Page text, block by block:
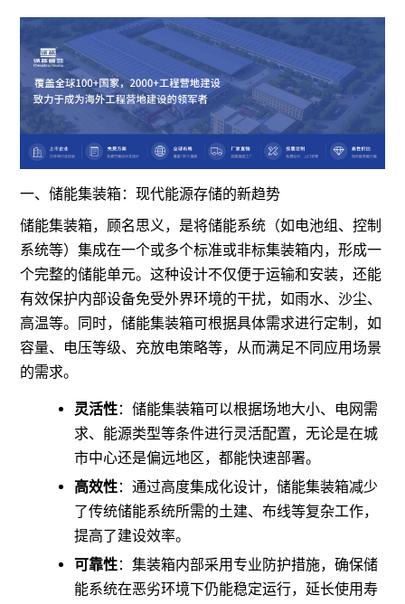
一、储能集装箱：现代能源存储的新趋势
储能集装箱，顾名思义，是将储能系统（如电池组、控制
系统等）集成在一个或多个标准或非标集装箱内，形成一
个完整的储能单元。这种设计不仅便于运输和安装，还能
有效保护内部设备免受外界环境的干扰，如雨水、沙尘、
高温等。同时，储能集装箱可根据具体需求进行定制，如
容量、电压等级、充放电策略等，从而满足不同应用场景
的需求。
灵活性：储能集装箱可以根据场地大小、电网需
求、能源类型等条件进行灵活配置，无论是在城
市中心还是偏远地区，都能快速部署。
高效性：通过高度集成化设计，储能集装箱减少
了传统储能系统所需的土建、布线等复杂工作，
提高了建设效率。
可靠性：集装箱内部采用专业防护措施，确保储
能系统在恶劣环境下仍能稳定运行，延长使用寿